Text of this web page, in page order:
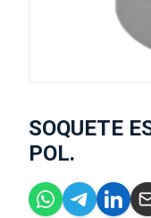
SOQUETE
POL.